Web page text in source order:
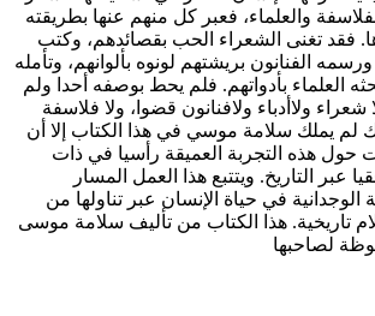
والعلماء، فعبر كل منهم عنها بطريقته
فقد تغنى الشعراء الحب بقصائدهم، وكتب
ورسمه الفنانون بريشتهم لونوه بألوانهم، وتأمله
العلماء بأدواتهم. فلم يحط بوصفه أحدا ولم
ولاأدباء ولافنانون قضوا، ولا فلاسفة
لم يملك سلامة موسي في هذا الكتاب إلا أن
حول هذه التجربة العميقة رأسيا في ذات
عبر التاريخ. ويتتبع هذا العمل المسار
الوجدانية في حياة الإنسان عبر تناولها من
تاريخية. هذا الكتاب من تأليف سلامة موسى
لصاحبها